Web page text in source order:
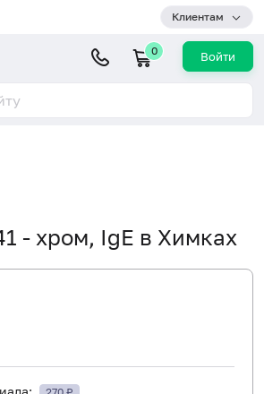
Клиентам
0 Войти
- хром, IgE в Химках